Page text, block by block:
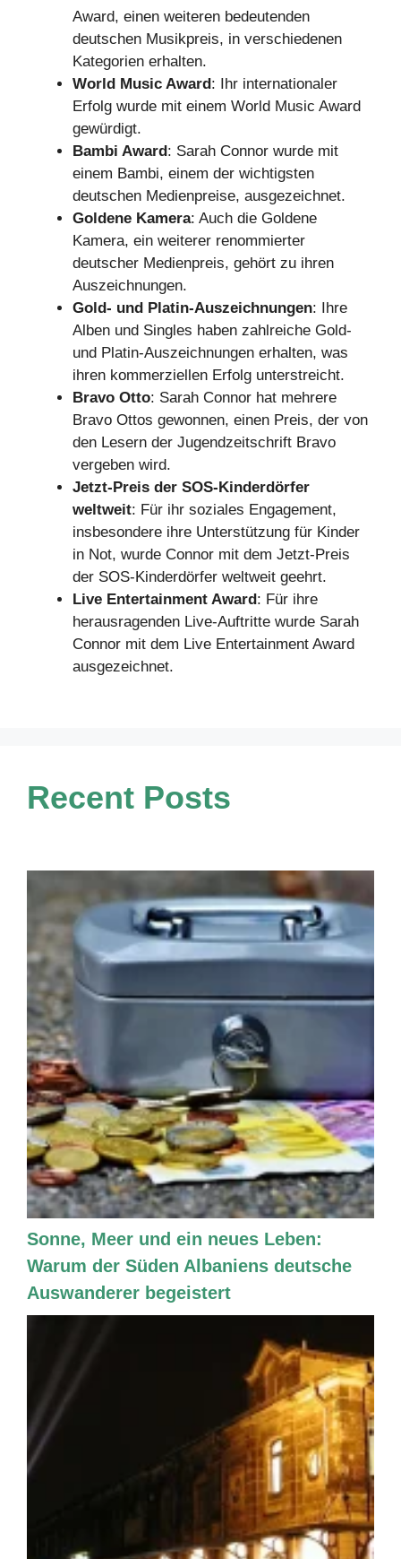
Award, einen weiteren bedeutenden
deutschen Musikpreis, in verschiedenen
Kategorien erhalten.
World Music Award : Ihr internationaler
Erfolg wurde mit einem World Music Award
gewürdigt.
Bambi Award : Sarah Connor wurde mit
einem Bambi, einem der wichtigsten
deutschen Medienpreise, ausgezeichnet.
Goldene Kamera: Auch die Goldene
Kamera, ein weiterer renommierter
deutscher Medienpreis, gehört zu ihren
Auszeichnungen.
Gold- und Platin-Auszeichnungen: Ihre
Alben und Singles haben zahlreiche Gold-
und Platin-Auszeichnungen erhalten, was
ihren kommerziellen Erfolg unterstreicht.
Bravo Otto: Sarah Connor hat mehrere
Bravo Ottos gewonnen, einen Preis, der von
den Lesern der Jugendzeitschrift Bravo
vergeben wird.
Jetzt-Preis der SOS-Kinderdörfer
weltweit: Für ihr soziales Engagement,
insbesondere ihre Unterstützung für Kinder
in Not, wurde Connor mit dem Jetzt-Preis
der SOS-Kinderdörfer weltweit geehrt.
Live Entertainment Award : Für ihre
herausragenden Live-Auftritte wurde Sarah
Connor mit dem Live Entertainment Award
ausgezeichnet.
Recent Posts
Sonne, Meer und ein neues Leben:
Warum der Süden Albaniens deutsche
Auswanderer begeistert